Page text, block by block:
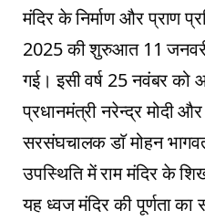
मंदिर ​के निर्माण और प्राण
2025 की शुरुआत 11
गई। इसी वर्ष 25 नवंबर को
प्रधानमंत्री नरेन्द्र मोदी
सरसंघचालक डाॅ मोहन
उपस्थिति में राम मंदिर के
यह ध्वज मंदिर की पूर्णता